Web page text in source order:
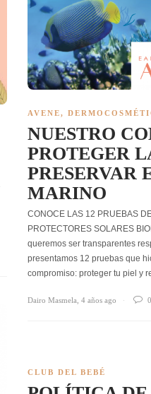
AVENE,
NUESTRO
PROTEGER
PRESERVAR
MARINO
CONOCE LAS 12 PRUEBAS
PROTECTORES SOLARES
queremos ser transparentes
presentamos 12 pruebas que
compromiso: proteger tu piel y
Dairo Masmela 4 años ago 0
CLUB DEL BEBÉ